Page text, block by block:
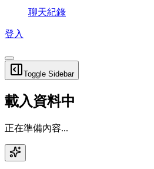
聊天紀錄
登入
Toggle Sidebar
載入資料中
正在準備內容...